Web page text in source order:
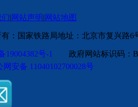
|网站声明|网站地图
有：国家铁路局地址：北京市复兴路6
19004382号-1
政府网站标识码
网安备 11040102700028号